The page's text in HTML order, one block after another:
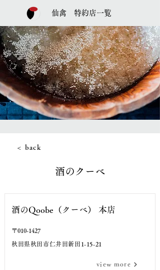
仙禽 特約店一覧
< back
酒のクーベ
酒のQoobe（クーベ） 本店
〒010-1427
秋田県秋田市仁井田新田1-15-21
view more